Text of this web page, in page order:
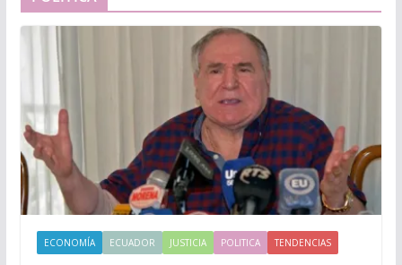
ECONOMÍA ECUADOR JUSTICIA POLITICA TENDENCIAS